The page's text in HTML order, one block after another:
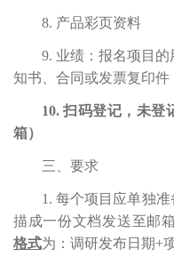
8. 产品彩页资料
9. 业绩：报名项目的
知书、合同或发票复印件
10.扫码登记，未登
箱）
三、要求
1. 每个项目应单独
描成一份文档发送至邮箱
格式为：调研发布日期+